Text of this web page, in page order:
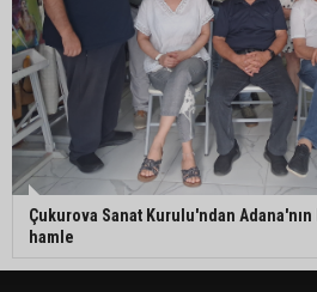
Çukurova Sanat Kurulu'ndan
hamle